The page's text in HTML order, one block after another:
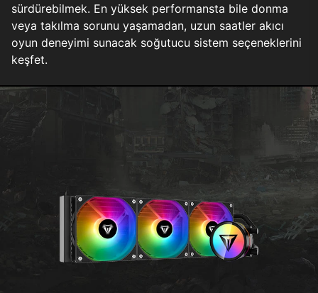
sürdürebilmek. En yüksek performansta bile donma
veya takılma sorunu yaşamadan, uzun saatler akıcı
oyun deneyimi sunacak soğutucu sistem seçeneklerini
keşfet.